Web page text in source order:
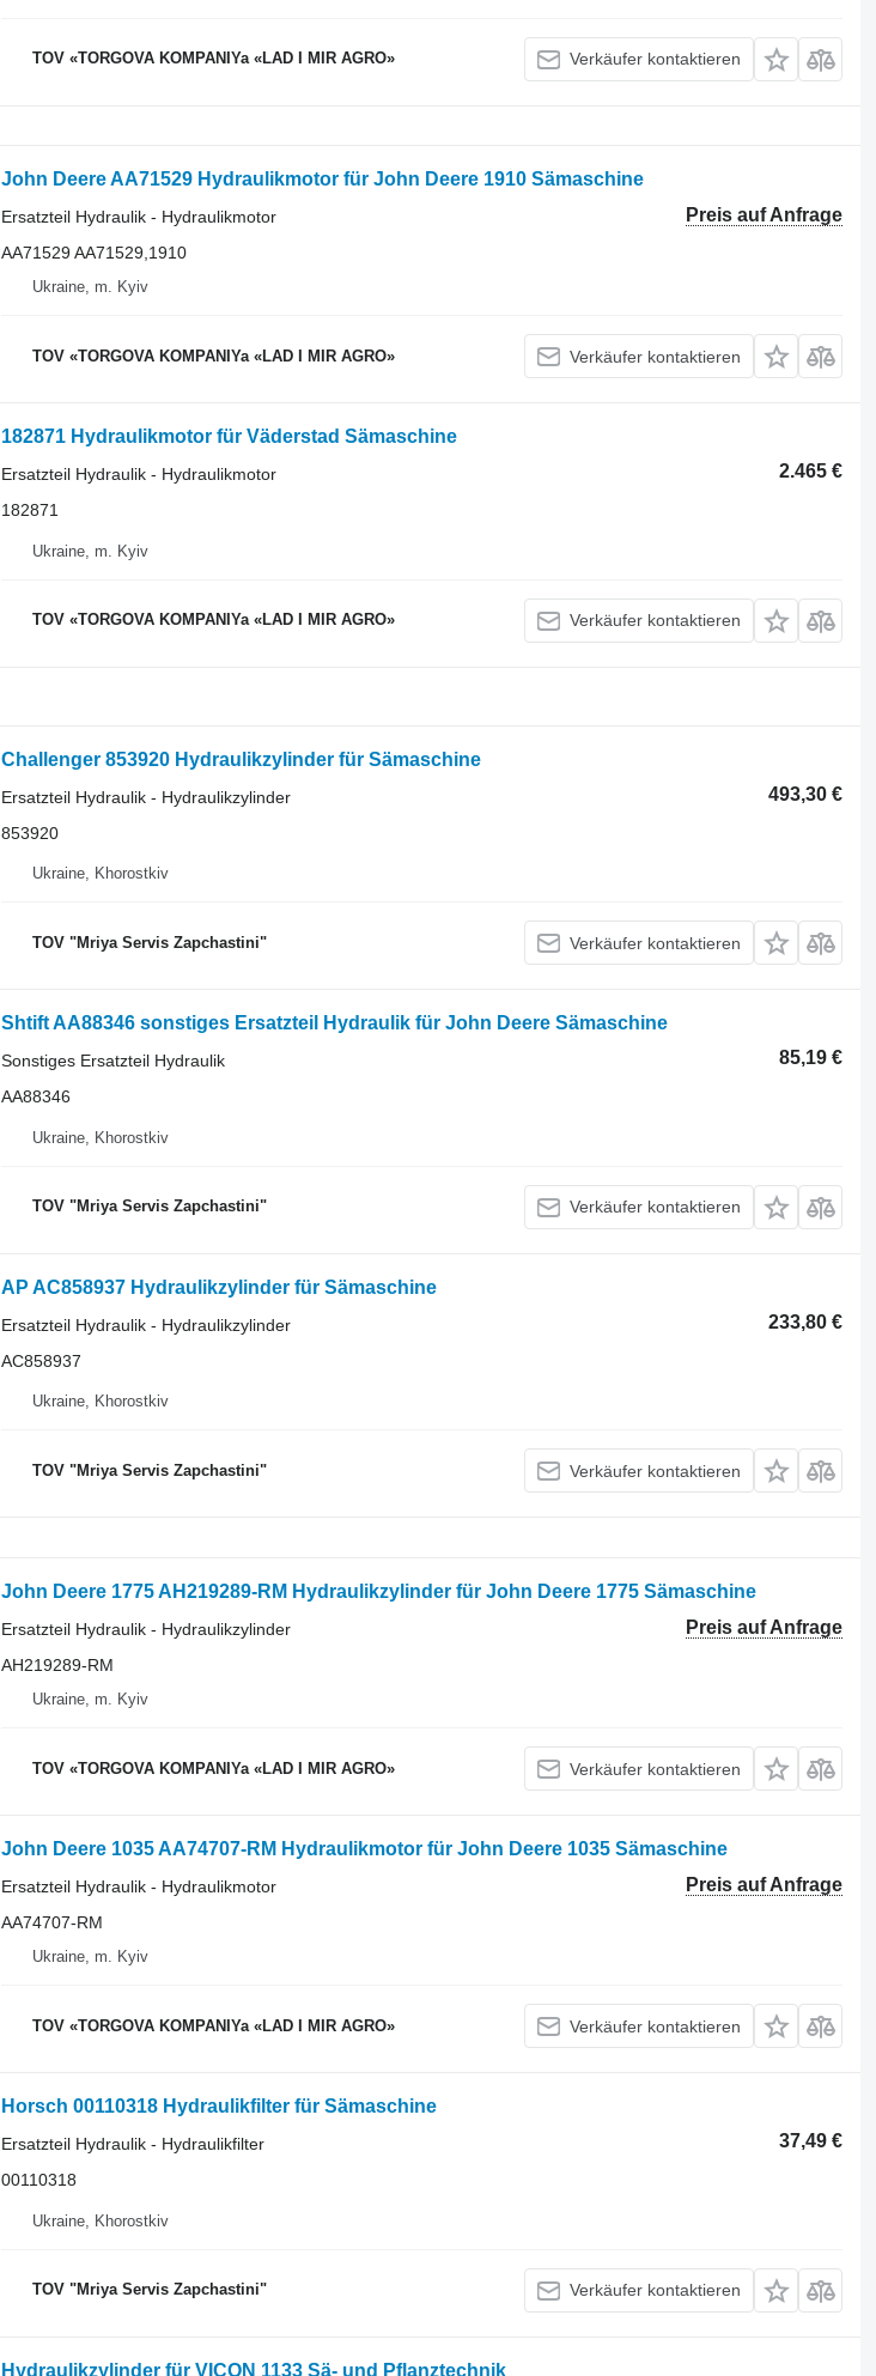
TOV «TORGOVA KOMPANIYa «LAD I MIR AGRO» Verkäufer kontaktieren
John Deere AA71529 Hydraulikmotor für John Deere 1910 Sämaschine
Preis auf Anfrage
Ersatzteil Hydraulik - Hydraulikmotor
AA71529 AA71529,1910
Ukraine, m. Kyiv
TOV «TORGOVA KOMPANIYa «LAD I MIR AGRO» Verkäufer kontaktieren
182871 Hydraulikmotor für Väderstad Sämaschine
2.465 €
Ersatzteil Hydraulik - Hydraulikmotor
182871
Ukraine, m. Kyiv
TOV «TORGOVA KOMPANIYa «LAD I MIR AGRO» Verkäufer kontaktieren
Challenger 853920 Hydraulikzylinder für Sämaschine
493,30 €
Ersatzteil Hydraulik - Hydraulikzylinder
853920
Ukraine, Khorostkiv
TOV "Mriya Servis Zapchastini" Verkäufer kontaktieren
Shtift AA88346 sonstiges Ersatzteil Hydraulik für John Deere Sämaschine
85,19 €
Sonstiges Ersatzteil Hydraulik
AA88346
Ukraine, Khorostkiv
TOV "Mriya Servis Zapchastini" Verkäufer kontaktieren
AP AC858937 Hydraulikzylinder für Sämaschine
233,80 €
Ersatzteil Hydraulik - Hydraulikzylinder
AC858937
Ukraine, Khorostkiv
TOV "Mriya Servis Zapchastini" Verkäufer kontaktieren
John Deere 1775 AH219289-RM Hydraulikzylinder für John Deere 1775 Sämaschine
Preis auf Anfrage
Ersatzteil Hydraulik - Hydraulikzylinder
AH219289-RM
Ukraine, m. Kyiv
TOV «TORGOVA KOMPANIYa «LAD I MIR AGRO» Verkäufer kontaktieren
John Deere 1035 AA74707-RM Hydraulikmotor für John Deere 1035 Sämaschine
Preis auf Anfrage
Ersatzteil Hydraulik - Hydraulikmotor
AA74707-RM
Ukraine, m. Kyiv
TOV «TORGOVA KOMPANIYa «LAD I MIR AGRO» Verkäufer kontaktieren
Horsch 00110318 Hydraulikfilter für Sämaschine
37,49 €
Ersatzteil Hydraulik - Hydraulikfilter
00110318
Ukraine, Khorostkiv
TOV "Mriya Servis Zapchastini" Verkäufer kontaktieren
Hydraulikzylinder für VICON 1133 Sä- und Pflanztechnik